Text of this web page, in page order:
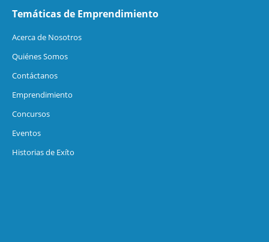
Temáticas de Emprendimiento
Acerca de Nosotros
Quiénes Somos
Contáctanos
Emprendimiento
Concursos
Eventos
Historias de Exíto